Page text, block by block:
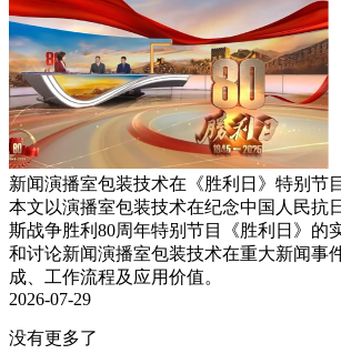
新闻演播室包装技术在《胜利日》特别节
本文以演播室包装技术在纪念中国人民抗
斯战争胜利80周年特别节目《胜利日》的
和讨论新闻演播室包装技术在重大新闻事
成、工作流程及应用价值。
2026-07-29
没有更多了